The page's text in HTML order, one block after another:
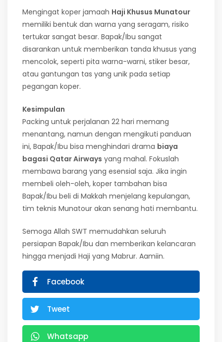
Mengingat koper jamaah Haji Khusus Munatour
memiliki bentuk dan warna yang seragam, risiko
tertukar sangat besar. Bapak/Ibu sangat
disarankan untuk memberikan tanda khusus yang
mencolok, seperti pita warna-warni, stiker besar,
atau gantungan tas yang unik pada setiap
pegangan koper.
Kesimpulan
Packing untuk perjalanan 22 hari memang
menantang, namun dengan mengikuti panduan
ini, Bapak/Ibu bisa menghindari drama biaya
bagasi Qatar Airways yang mahal. Fokuslah
membawa barang yang esensial saja. Jika ingin
membeli oleh-oleh, koper tambahan bisa
Bapak/Ibu beli di Makkah menjelang kepulangan,
tim teknis Munatour akan senang hati membantu.
Semoga Allah SWT memudahkan seluruh
persiapan Bapak/Ibu dan memberikan kelancaran
hingga menjadi Haji yang Mabrur. Aamiin.
Facebook
Tweet
Whatsapp